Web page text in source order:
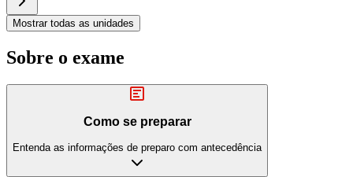
Mostrar todas as unidades
Sobre o exame
Como se preparar
Entenda as informações de preparo com antecedência